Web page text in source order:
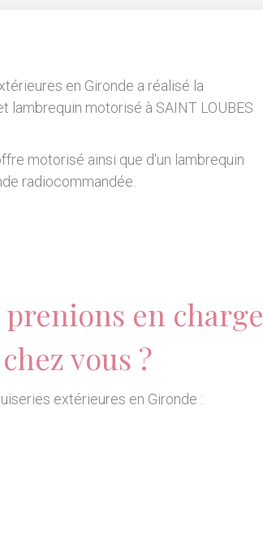
en Gironde a réalisé la
lambrequin motorisé à SAINT LOUBES
motorisé ainsi que d'un lambrequin
radiocommandée.
en charge
vous ?
extérieures en Gironde :